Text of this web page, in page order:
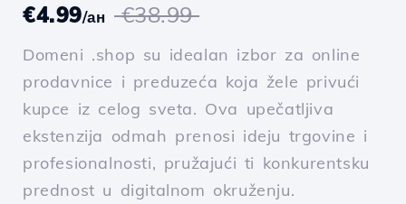
€4.99/ан €38.99
Domeni .shop su idealan izbor za online
prodavnice i preduzeća koja žele privući
kupce iz celog sveta. Ova upečatljiva
ekstenzija odmah prenosi ideju trgovine i
profesionalnosti, pružajući ti konkurentsku
prednost u digitalnom okruženju.